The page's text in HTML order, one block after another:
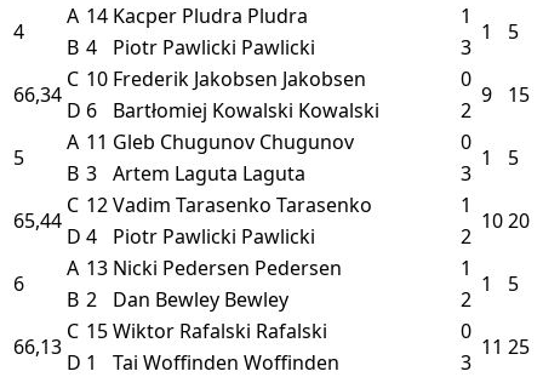
4
A 14 Kacper Pludra Pludra 1
1 5
B 4 Piotr Pawlicki Pawlicki
3
66,34
C 10 Frederik Jakobsen Jakobsen 0
9 15
D 6 Bartłomiej Kowalski Kowalski
2
5
A 11 Gleb Chugunov Chugunov 0
1 5
B 3 Artem Laguta Laguta
3
65,44
C 12Vadim Tarasenko Tarasenko 1
1020
D 4 Piotr Pawlicki Pawlicki
2
6
A 13 Nicki Pedersen Pedersen 1
1 5
B 2 Dan Bewley Bewley
2
66,13
C 15Wiktor Rafalski Rafalski 0
11 25
D 1 Tai Woffinden Woffinden
3